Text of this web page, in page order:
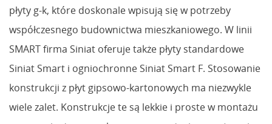
płyty g-k, które doskonale wpisują się w potrzeby
współczesnego budownictwa mieszkaniowego. W linii
SMART firma Siniat oferuje także płyty standardowe
Siniat Smart i ogniochronne Siniat Smart F. Stosowanie
konstrukcji z płyt gipsowo-kartonowych ma niezwykle
wiele zalet. Konstrukcje te są lekkie i proste w montażu